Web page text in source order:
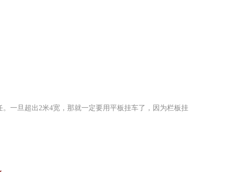
一旦超出2米4宽，那就一定要用平板挂车了，因为栏板挂